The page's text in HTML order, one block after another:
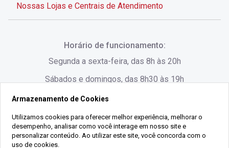
Nossas Lojas e Centrais de Atendimento
Rua Lauro Linhares, 1080 - Trindade, Florianópolis -
SC
(48) 3220-1045
Horário de funcionamento:
Segunda a sexta-feira, das 8h às 20h
Sábados e domingos, das 8h30 às 19h
Armazenamento de Cookies
Utilizamos cookies para oferecer melhor experiência, melhorar o
desempenho, analisar como você interage em nosso site e
personalizar conteúdo. Ao utilizar este site, você concorda com o
uso de cookies.